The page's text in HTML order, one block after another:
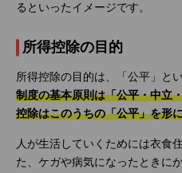
るといったイメージです。
所得控除の目的
所得控除の目的は、「公平」と
制度の基本原則は「公平・中立
控除はこのうちの「公平」を形
人が生活していくためには衣食
た、ケガや病気になったときに